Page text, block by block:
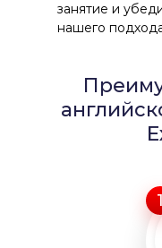
занятие и
нашего
1